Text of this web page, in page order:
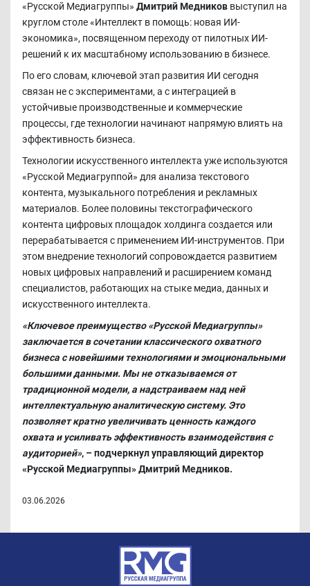
«Русской Медиагруппы» Дмитрий Медников выступил на
круглом столе «Интеллект в помощь: новая ИИ-
экономика», посвященном переходу от пилотных ИИ-
решений к их масштабному использованию в бизнесе.
По его словам, ключевой этап развития ИИ сегодня
связан не с экспериментами, а с интеграцией в
устойчивые производственные и коммерческие
процессы, где технологии начинают напрямую влиять на
эффективность бизнеса.
Технологии искусственного интеллекта уже используются
«Русской Медиагруппой» для анализа текстового
контента, музыкального потребления и рекламных
материалов. Более половины текстографического
контента цифровых площадок холдинга создается или
перерабатывается с применением ИИ-инструментов. При
этом внедрение технологий сопровождается развитием
новых цифровых направлений и расширением команд
специалистов, работающих на стыке медиа, данных и
искусственного интеллекта.
«Ключевое преимущество «Русской Медиагруппы»
заключается в сочетании классического охватного
бизнеса с новейшими технологиями и эмоциональными
большими данными. Мы не отказываемся от
традиционной модели, а надстраиваем над ней
интеллектуальную аналитическую систему. Это
позволяет кратно увеличивать ценность каждого
охвата и усиливать эффективность взаимодействия с
аудиторией», – подчеркнул управляющий директор
«Русской Медиагруппы» Дмитрий Медников.
03.06.2026